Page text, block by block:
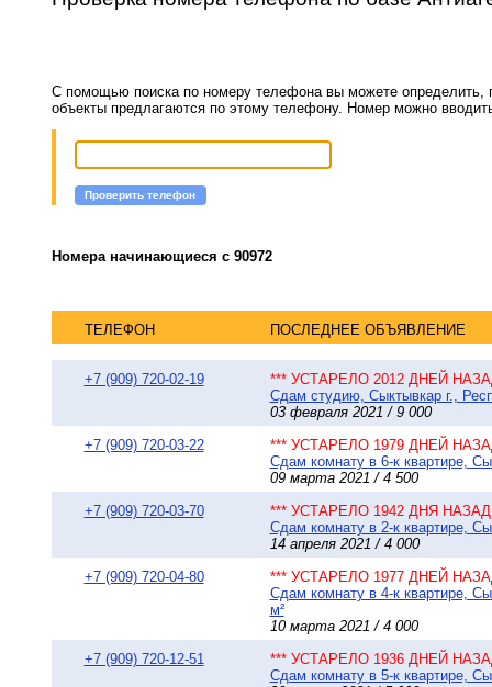
С помощью поиска по номеру телефона вы можете определить,
объекты предлагаются по этому телефону. Номер можно
Проверить телефон
Номера начинающиеся с 90972
ТЕЛЕФОН ПОСЛЕДНЕЕ ОБЪЯВЛЕНИЕ
+7 (909) 720-02-19
*** УСТАРЕЛО 2012 ДНЕЙ
Сдам студию, Сыктывкар г.,
03 февраля 2021 / 9 000
+7 (909) 720-03-22
*** УСТАРЕЛО 1979 ДНЕЙ
Сдам комнату в 6-к квартире,
09 марта 2021 / 4 500
+7 (909) 720-03-70
*** УСТАРЕЛО 1942 ДНЯ НАЗАД
Сдам комнату в 2-к квартире,
14 апреля 2021 / 4 000
+7 (909) 720-04-80
*** УСТАРЕЛО 1977 ДНЕЙ
Сдам комнату в 4-к квартире,
м²
10 марта 2021 / 4 000
+7 (909) 720-12-51
*** УСТАРЕЛО 1936 ДНЕЙ
Сдам комнату в 5-к квартире,